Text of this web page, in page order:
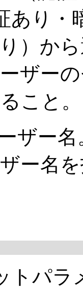
あり・
）か
ザー
こと。
ザー名
ー名
トパラ